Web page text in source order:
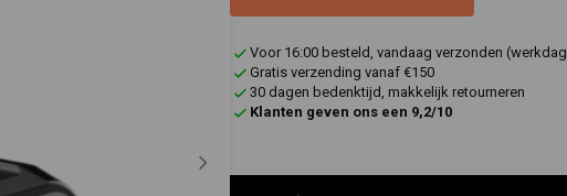
Voor 16:00 besteld, vandaag verzonden
Gratis verzending vanaf €150
30 dagen bedenktijd, makkelijk retourneren
Klanten geven ons een 9,2/10